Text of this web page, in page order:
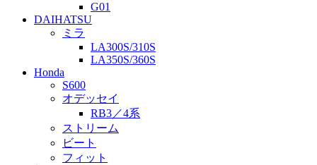
G01
DAIHATSU
ミラ
LA300S/310S
LA350S/360S
Honda
S600
オデッセイ
RB3／4系
ストリーム
ビート
フィット